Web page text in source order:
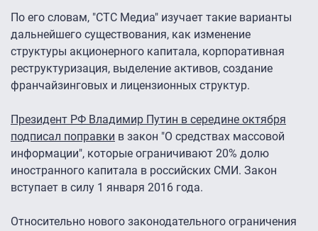
По его словам, "СТС Медиа" изучает такие варианты
дальнейшего существования, как изменение
структуры акционерного капитала, корпоративная
реструктуризация, выделение активов, создание
франчайзинговых и лицензионных структур.
Президент РФ Владимир Путин в середине октября
подписал поправки в закон "О средствах массовой
информации", которые ограничивают 20% долю
иностранного капитала в российских СМИ. Закон
вступает в силу 1 января 2016 года.
Относительно нового законодательного ограничения